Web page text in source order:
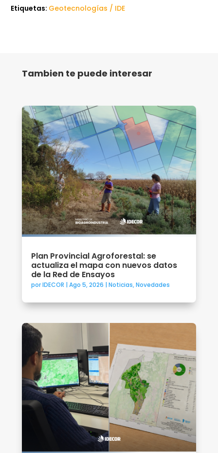
Etiquetas: Geotecnologías / IDE
Tambien te puede interesar
Plan Provincial Agroforestal: se
actualiza el mapa con nuevos datos
de la Red de Ensayos
porIDECOR | Ago 5, 2026 | Noticias,Novedades